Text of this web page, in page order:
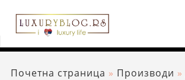
Почетна страница » Производи »